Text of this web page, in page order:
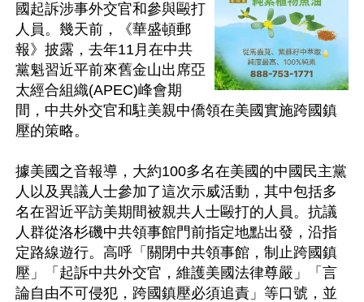
國起訴涉事外交官和參與毆打
人員。幾天前，《華盛頓郵
報》披露，去年11月在中共
黨魁習近平前來舊金山出席亞
太經合組織(APEC)峰會期
間，中共外交官和駐美親中僑領在美國實施跨國鎮
壓的策略。
據美國之音報導，大約100多名在美國的中國民主黨
人以及異議人士參加了這次示威活動，其中包括多
名在習近平訪美期間被親共人士毆打的人員。抗議
人群從洛杉磯中共領事館門前指定地點出發，沿指
定路線遊行。高呼「關閉中共領事館，制止跨國鎮
壓」「起訴中共外交官，維護美國法律尊嚴」「言
論自由不可侵犯，跨國鎮壓必須追責」等口號，並